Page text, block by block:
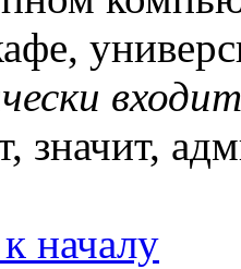
значит,
началу